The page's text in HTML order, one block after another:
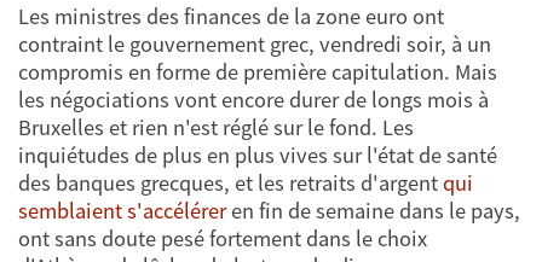
Les ministres des finances de la zone euro ont
contraint le gouvernement grec, vendredi soir, à un
compromis en forme de première capitulation. Mais
les négociations vont encore durer de longs mois à
Bruxelles et rien n'est réglé sur le fond. Les
inquiétudes de plus en plus vives sur l'état de santé
des banques grecques, et les retraits d'argentqui
semblaient s'accéléreren fin de semaine dans le pays,
ont sans doute pesé fortement dans le choix